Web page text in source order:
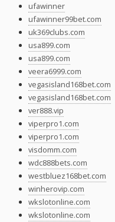
ufawinner
ufawinner99bet.com
uk369clubs.com
usa899.com
usa899.com
veera6999.com
vegasisland168bet.com
vegasisland168bet.com
ver888.vip
viperpro1.com
viperpro1.com
visdomm.com
wdc888bets.com
westbluez168bet.com
winherovip.com
wkslotonline.com
wkslotonline.com